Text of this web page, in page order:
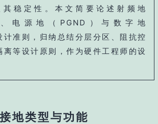
稳定性。本文简要论述射频地
、电源地（PGND）与数字地
计准则，归纳总结分层分区、阻抗控
离等设计原则，作为硬件工程师的设
接地类型与功能